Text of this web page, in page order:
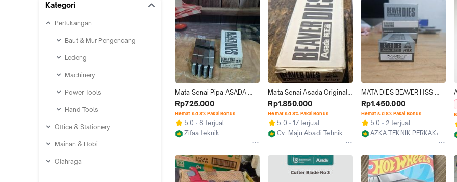
Kategori
Pertukangan
Baut & Mur Pengencang
Ledeng
Machinery
Power Tools
Hand Tools
Office & Stationery
Mainan & Hobi
Olahraga
Mata Senai Pipa ASADA
BEAVER DIES Alloy
AT1/2"-3/4" (  Bekas Mulus )
MADE IN JAPAN
Rp725.000
Hemat s.d 8% Pakai Bonus
5.0
8 terjual
Zifaa teknik
Mata Senai Asada Original
1/2 Sampai 3/4 (Beaver
Dies)
Rp1.850.000
Hemat s.d 8% Pakai Bonus
5.0
17 terjual
Cv. Maju Abadi Tehnik
MATA DIES BEAVER HSS
ASADA 5/8" INCHI, mata
dies beaver merk asada
ukuran 5/8" in original
asada made in japan
Rp1.450.000
Hemat s.d 8% Pakai Bonus
5.0
2 terjual
AZKA TEKNIK PERKAKAS